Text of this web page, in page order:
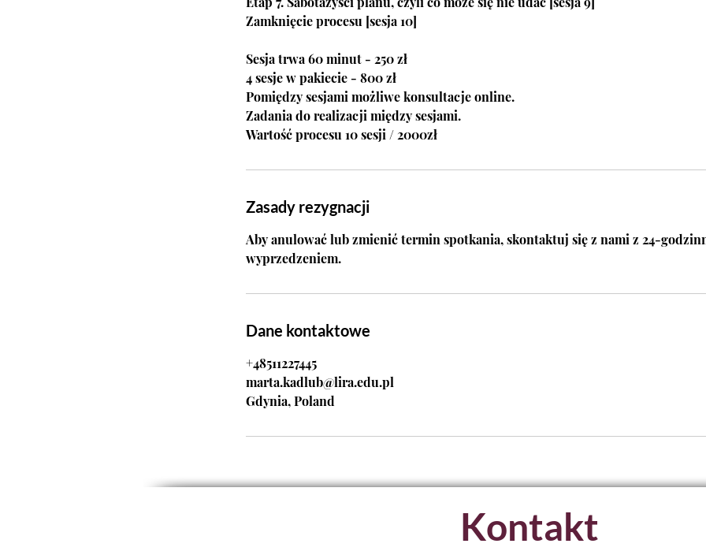
Zamknięcie procesu [sesja 10]
Sesja trwa 60 minut - 250 zł
4 sesje w pakiecie - 800 zł
Pomiędzy sesjami możliwe konsultacje online.
Zadania do realizacji między sesjami.
Wartość procesu 10 sesji / 2000zł
Zasady rezygnacji
Aby anulować lub zmienić termin spotkania, skontaktuj się z nami z 24-
wyprzedzeniem.
Dane kontaktowe
+48511227445
marta.kadlub@lira.edu.pl
Gdynia, Poland
Kontakt